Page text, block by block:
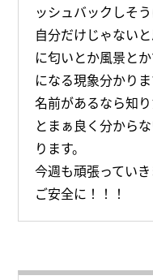
ッシュバックしそ
自分だけじゃない
に匂いとか風景と
になる現象分かり
名前があるなら知
とまぁ良く分から
ります。
今週も頑張っていき
ご安全に！！！